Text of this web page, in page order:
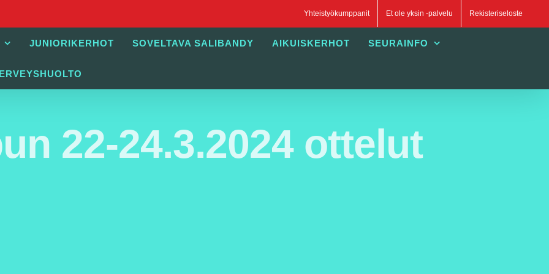
Yhteistyökumppanit Et ole yksin -palvelu Rekisteriseloste
JUNIORIKERHOT SOVELTAVA SALIBANDY AIKUISKERHOT SEURAINFO
22-24.3.2024 ottelut